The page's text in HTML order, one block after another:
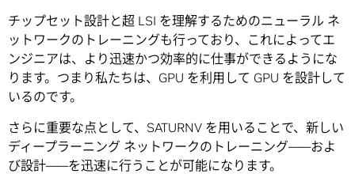
チップセット設計と超 LSI を理解するためのニューラル ネ
ットワークのトレーニングも行っており、これによってエ
ンジニアは、より迅速かつ効率的に仕事ができるようにな
ります。つまり私たちは、GPU を利用して GPU を設計して
いるのです。
さらに重要な点として、SATURNV を用いることで、新しい
ディープラーニング ネットワークのトレーニング――およ
び設計――を迅速に行うことが可能になります。